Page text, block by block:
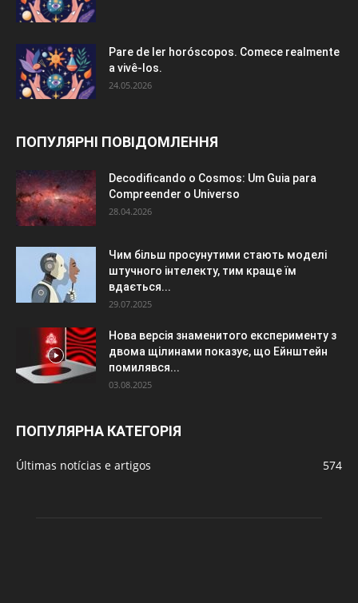
Pare de ler horóscopos. Comece realmente
a vivê-los.
24.05.2026
ПОПУЛЯРНІ ПОВІДОМЛЕННЯ
Decodificando o Cosmos: Um Guia para
Compreender o Universo
28.04.2026
Чим більш просунутими стають моделі
штучного інтелекту, тим краще їм
вдається...
29.07.2025
Нова версія знаменитого експерименту з
двома щілинами показує, що Ейнштейн
помилявся...
03.08.2025
ПОПУЛЯРНА КАТЕГОРІЯ
Últimas notícias e artigos 574